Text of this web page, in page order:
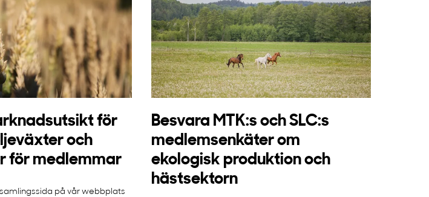
för
och
för medlemmar
på vår webbplats
Besvara MTK:s och SLC:s
medlemsenkäter om
ekologisk produktion och
hästsektorn